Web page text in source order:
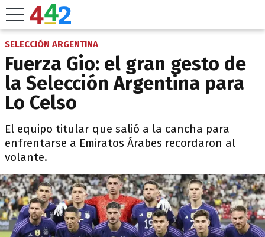
SELECCIÓN ARGENTINA
Fuerza Gio: el gran gesto de
la Selección Argentina para
Lo Celso
El equipo titular que salió a la cancha para
enfrentarse a Emiratos Árabes recordaron al
volante.